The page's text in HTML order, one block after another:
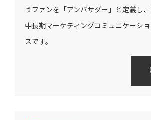
うファンを「アンバサダー」と定義し
中長期マーケティングコミュニケーシ
スです。